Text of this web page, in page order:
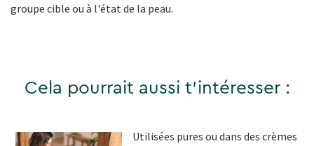
groupe cible ou à l'état de la peau.
Cela pourrait aussi t'intéresser :
Utilisées pures ou dans des crèmes